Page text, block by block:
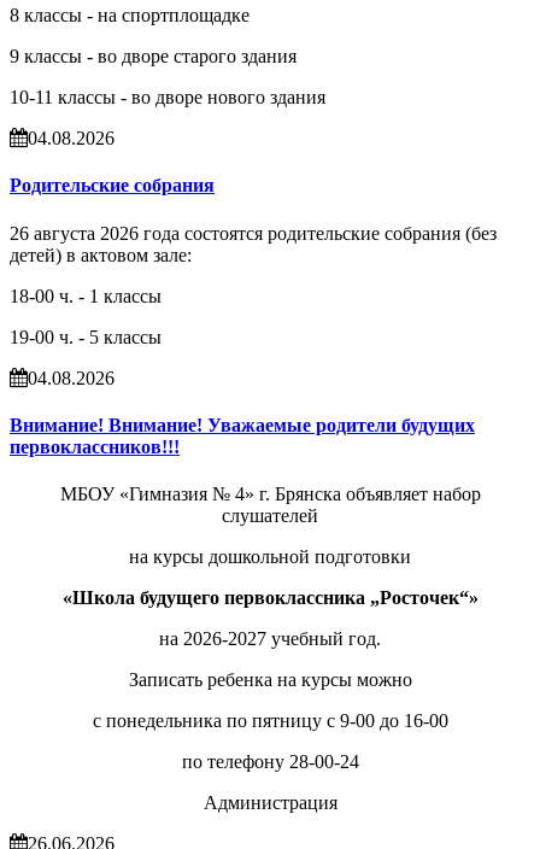
8 классы - на спортплощадке
9 классы - во дворе старого здания
10-11 классы - во дворе нового здания
04.08.2026
Родительские собрания
26 августа 2026 года состоятся родительские собрания (без
детей) в актовом зале:
18-00 ч. - 1 классы
19-00 ч. - 5 классы
04.08.2026
Внимание! Внимание! Уважаемые родители будущих
первоклассников!!!
МБОУ «Гимназия № 4» г. Брянска объявляет набор
слушателей
на курсы дошкольной подготовки
«Школа будущего первоклассника „Росточек“»
на 2026-2027 учебный год.
Записать ребенка на курсы можно
с понедельника по пятницу с 9-00 до 16-00
по телефону 28-00-24
Администрация
26.06.2026